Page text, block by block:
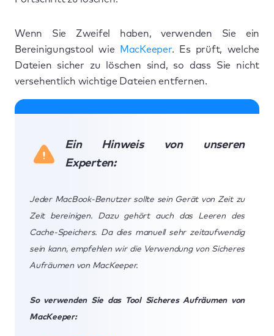
Wenn Sie Zweifel haben, verwenden Sie ein
Bereinigungstool wie
MacKeeper. Es prüft, welche
Dateien sicher zu löschen sind, so dass Sie nicht
versehentlich wichtige Dateien entfernen.
Ein Hinweis von unseren
Experten:
Jeder MacBook-Benutzer sollte sein Gerät von Zeit zu
Zeit bereinigen. Dazu gehört auch das Leeren des
Cache-Speichers. Da dies manuell sehr zeitaufwendig
sein kann, empfehlen wir die Verwendung von Sicheres
Aufräumen von MacKeeper.
So verwenden Sie das Tool Sicheres Aufräumen von
MacKeeper: